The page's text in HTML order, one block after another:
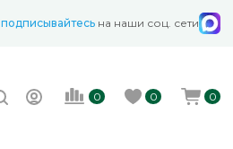
подписывайтесь на наши соц. сети
0 0 0